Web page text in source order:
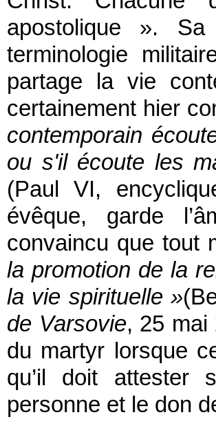
apostolique ».
terminologie
partage la vie
certainement hier
contemporain
ou s'il écoute les
(Paul VI,
évêque, garde
convaincu que tout
la promotion de la
la vie spirituelle »
de Varsovie, 25 mai
du martyr lorsque
qu’il doit attester
personne et le don